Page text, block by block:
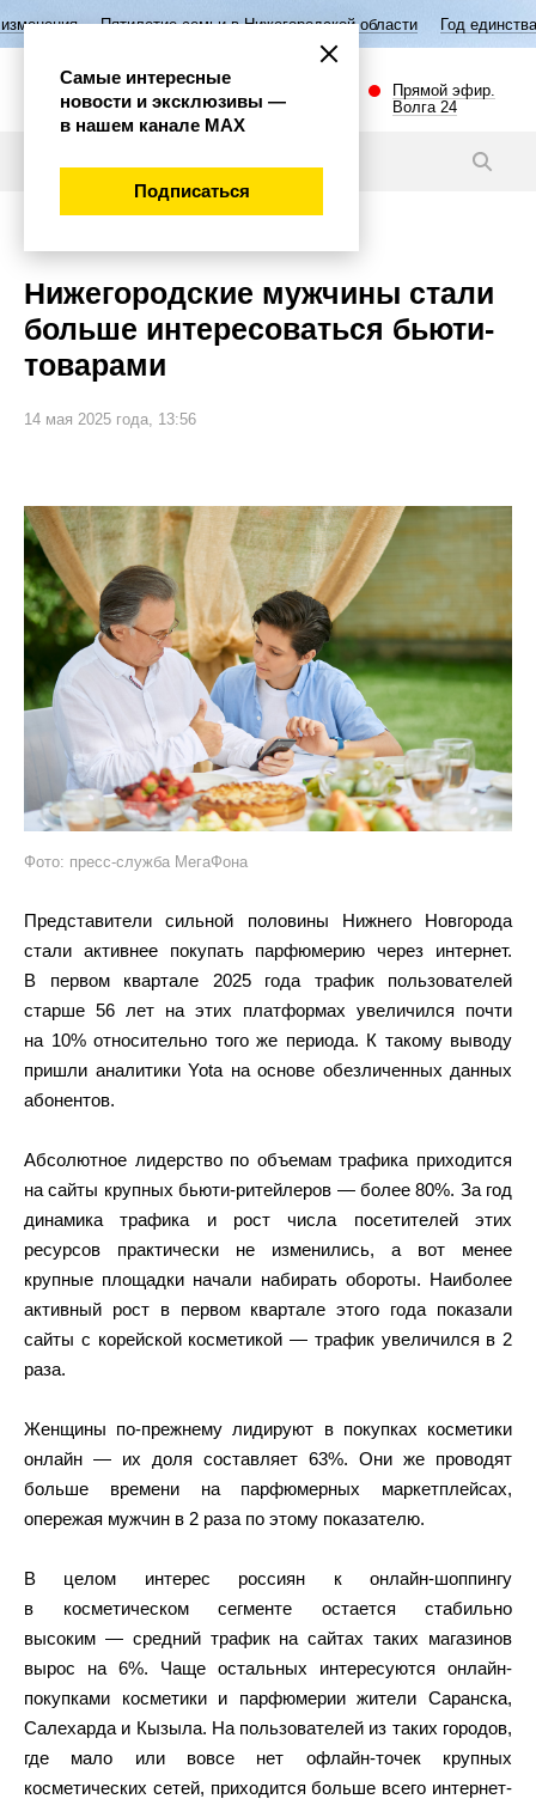
семьи в Нижегородской области Год единства народов России
Прямой эфир.
Волга 24
Нижегородские мужчины стали
больше интересоваться бьюти-
товарами
14 мая 2025 года, 13:56
Фото: пресс-служба МегаФона
Представители сильной половины Нижнего Новгорода
стали активнее покупать парфюмерию через интернет.
В первом квартале 2025 года трафик пользователей
старше 56 лет на этих платформах увеличился почти
на 10% относительно того же периода. К такому выводу
пришли аналитики Yota на основе обезличенных данных
абонентов.
Абсолютное лидерство по объемам трафика приходится
на сайты крупных бьюти-ритейлеров — более 80%. За год
динамика трафика и рост числа посетителей этих
ресурсов практически не изменились, а вот менее
крупные площадки начали набирать обороты. Наиболее
активный рост в первом квартале этого года показали
сайты с корейской косметикой — трафик увеличился в 2
раза.
Женщины по-прежнему лидируют в покупках косметики
онлайн — их доля составляет 63%. Они же проводят
больше времени на парфюмерных маркетплейсах,
опережая мужчин в 2 раза по этому показателю.
В целом интерес россиян к онлайн-шоппингу
в косметическом сегменте остается стабильно
высоким — средний трафик на сайтах таких магазинов
вырос на 6%. Чаще остальных интересуются онлайн-
покупками косметики и парфюмерии жители Саранска,
Салехарда и Кызыла. На пользователей из таких городов,
где мало или вовсе нет офлайн-точек крупных
косметических сетей, приходится больше всего интернет-
Самые интересные
новости и эксклюзивы —
в нашем канале МАХ
Подписаться